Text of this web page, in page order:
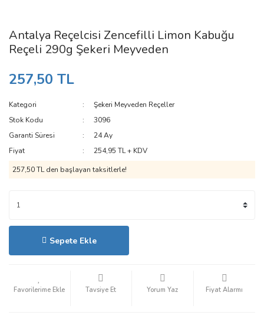
Antalya Reçelcisi Zencefilli Limon Kabuğu
Reçeli 290g Şekeri Meyveden
257,50 TL
Kategori
Şekeri Meyveden Reçeller
Stok Kodu
3096
Garanti Süresi
24 Ay
Fiyat
254,95 TL + KDV
257,50 TL den başlayan taksitlerle!
Sepete Ekle
Tavsiye Et Yorum Yaz Fiyat Alarmı